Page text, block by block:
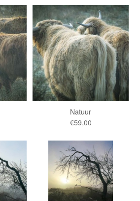
Natuur
€59,00